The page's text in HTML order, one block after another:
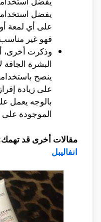
يفضل
على أي لمعة
فهو غير
وذكرت أخرى،
البشرة الجافة
ينصح
على زيادة
بالوجه يعمل
الموجودة على
مقالات أخرى قد
انفاليبل